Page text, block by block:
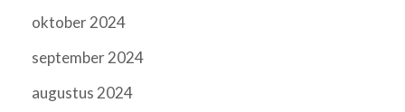
oktober 2024
september 2024
augustus 2024